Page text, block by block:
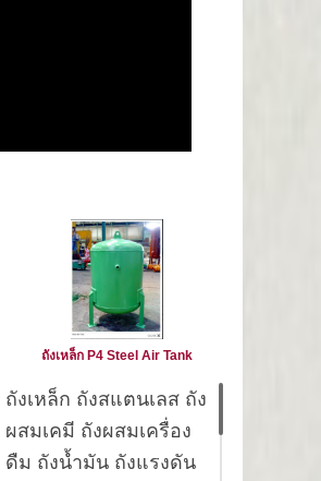
ถังเหล็ก P4 Steel Air Tank
ถังเหล็ก ถังสแตนเลส ถัง
ผสมเคมี ถังผสมเครื่อง
ดืม ถังน้ำมัน ถังแรงดัน